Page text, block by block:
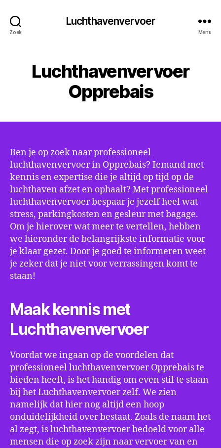
Zoek
Luchthavenvervoer
Menu
Luchthavenvervoer
Opprebais
Ben je op zoek naar professioneel
luchthavenvervoer in Opprebais? Iemand met
kennis en expertise die je altijd op tijd op de
luchthaven afzet en ophaalt? Met professioneel
luchthavenvervoer bespaar je jezelf heel wat
stress, parkingkosten en gesleur met bagage.
Om je hierover wat meer te vertellen, hebben
we hieronder de belangrijkste informatie voor
je klaar gezet. Door je goed te informeren weet
je zeker dat je niet voor verrassingen komt te
staan!
Maak kennis met
Luchthavenvervoer
Voordat we ingaan op de voordelen dat
professioneel luchthavenvervoer Opprebais te
bieden heeft, is het handig om even stil te staan
bij het Luchthavenvervoer zelf. We zien
namelijk dat hier nog altijd een hoop
onduidelijkheid over bestaat. Zoals de naam het
al zegt, is luchthavenvervoer bedoeld voor alle
mensen die op zoek zijn naar vervoer van en